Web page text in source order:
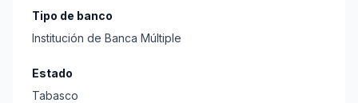
Tipo de banco
Institución de Banca Múltiple
Estado
Tabasco